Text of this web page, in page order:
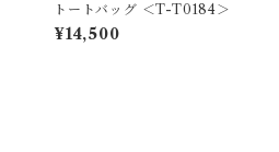
トートバッグ ＜T-T0184＞
¥14,500